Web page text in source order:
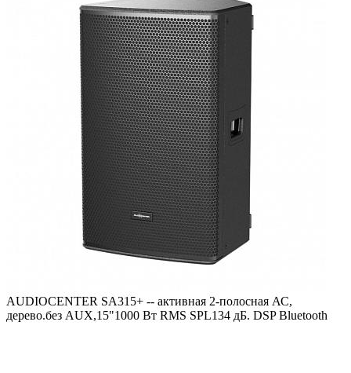
AUDIOCENTER SA315+ -- активная 2-полосная АС,
дерево.без AUX,15"1000 Вт RMS SPL134 дБ. DSP Bluetooth